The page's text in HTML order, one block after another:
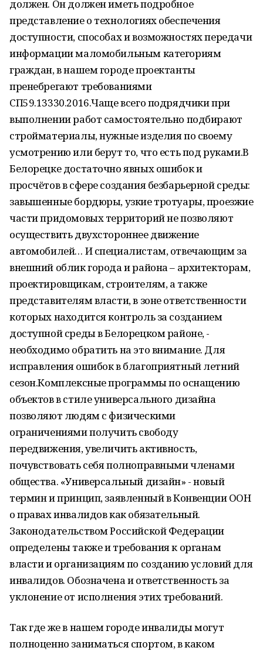
должен. Он должен иметь подробное
представление о технологиях обеспечения
доступности, способах и возможностях передачи
информации маломобильным категориям
граждан, в нашем городе проектанты
пренебрегают требованиями
СП59.13330.2016.Чаще всего подрядчики при
выполнении работ самостоятельно подбирают
стройматериалы, нужные изделия по своему
усмотрению или берут то, что есть под руками.В
Белорецке достаточно явных ошибок и
просчётов в сфере создания безбарьерной среды:
завышенные бордюры, узкие тротуары, проезжие
части придомовых территорий не позволяют
осуществить двухстороннее движение
автомобилей… И специалистам, отвечающим за
внешний облик города и района – архитекторам,
проектировщикам, строителям, а также
представителям власти, в зоне ответственности
которых находится контроль за созданием
доступной среды в Белорецком районе, -
необходимо обратить на это внимание. Для
исправления ошибок в благоприятный летний
сезон.Комплексные программы по оснащению
объектов в стиле универсального дизайна
позволяют людям с физическими
ограничениями получить свободу
передвижения, увеличить активность,
почувствовать себя полноправными членами
общества. «Универсальный дизайн» - новый
термин и принцип, заявленный в Конвенции ООН
о правах инвалидов как обязательный.
Законодательством Российской Федерации
определены также и требования к органам
власти и организациям по созданию условий для
инвалидов. Обозначена и ответственность за
уклонение от исполнения этих требований.
Так где же в нашем городе инвалиды могут
полноценно заниматься спортом, в каком